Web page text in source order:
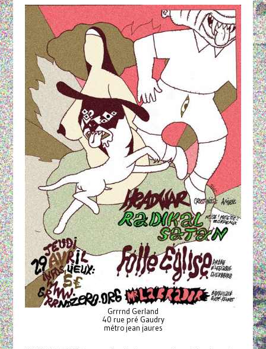
Grrrnd Gerland
40 rue pré Gaudry
métro jean jaures